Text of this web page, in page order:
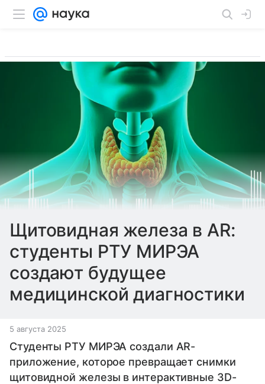
Щитовидная железа в AR:
студенты РТУ МИРЭА
создают будущее
медицинской диагностики
5 августа 2025
Студенты РТУ МИРЭА создали AR-
приложение, которое превращает снимки
щитовидной железы в интерактивные 3D-